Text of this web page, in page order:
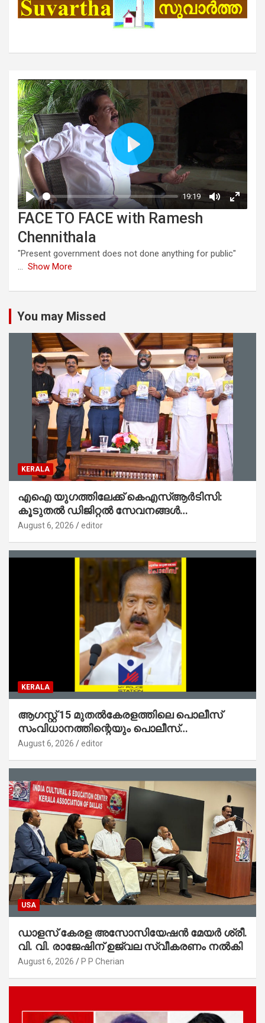
FACE TO FACE with Ramesh
Chennithala
"Present government does not done anything for public"
... Show More
You may Missed
KERALA
എഐ യുഗത്തിലേക്ക് കെഎസ്ആർടിസി:
കൂടുതൽ ഡിജിറ്റൽ സേവനങ്ങൾ
ജനങ്ങളിലേക്കെത്തിക്കും – മന്ത്രി സി പി
August 6, 2026 editor
KERALA
ആഗസ്റ്റ് 15 മുതല്‍കേരളത്തിലെ പൊലീസ്
സംവിധാനത്തിന്റെയും പൊലീസ്
സ്റ്റേഷനുകളുടെയും മുഖഛായ മാറുകയാണ് :
August 6, 2026 editor
USA
ഡാളസ് കേരള അസോസിയേഷൻ മേയർ ശ്രീ.
വി. വി. രാജേഷിന് ഉജ്വല സ്വീകരണം നൽകി
August 6, 2026 P P Cherian